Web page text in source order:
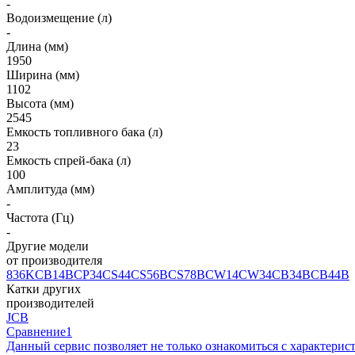
-
Водоизмещение (л)
-
Длина (мм)
1950
Ширина (мм)
1102
Высота (мм)
2545
Емкость топливного бака (л)
23
Емкость спрей-бака (л)
100
Амплитуда (мм)
-
Частота (Гц)
-
Другие модели
от производителя
836KCB14BCP34CS44CS56BCS78BCW14CW34CB34BCB44B
Катки других
производителей
JCB
Сравнение1
Данный сервис позволяет не только ознакомиться с